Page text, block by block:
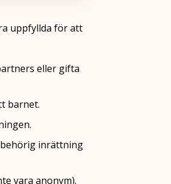
uppfyllda för att
eller gifta
barnet.
inrättning
vara anonym).